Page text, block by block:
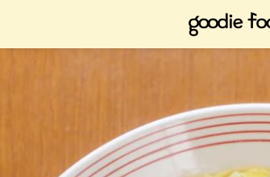
すぐ読めない方は、ブックマークしてお時間のある時にどうぞ。